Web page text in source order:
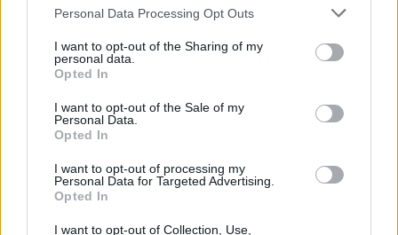
Please note that this website/app uses one or more Google
not limited to your visit or usage behaviour. You may click to
grant or deny consent to Google and its third-party tags to
use your data for below specified purposes in below Google
consent section.
Personal Data Processing Opt Outs
I want to opt-out of the Sharing of my
personal data.
Opted In
I want to opt-out of the Sale of my
Personal Data.
Opted In
I want to opt-out of processing my
Personal Data for Targeted Advertising.
Opted In
I want to opt-out of Collection, Use,
BEST OFINTERNET